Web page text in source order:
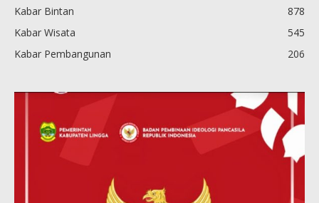
Kabar Bintan
878
Kabar Wisata
545
Kabar Pembangunan
206